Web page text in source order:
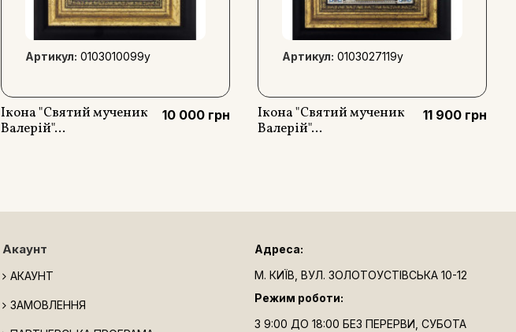
Артикул: 0103010099y
Ікона "Святий мученик
Валерій"...
10 000 грн
Артикул: 0103027119y
Ікона "Святий мученик
Валерій"...
11 900 грн
Акаунт
АКАУНТ
ЗАМОВЛЕННЯ
Адреса:
М. КИЇВ, ВУЛ. ЗОЛОТОУСТІВСЬКА 10-12
Режим роботи:
З 9:00 ДО 18:00 БЕЗ ПЕРЕРВИ, СУБОТА